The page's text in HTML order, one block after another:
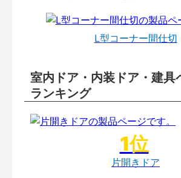
L型コーナー間仕切
室内ドア・内装ドア・建具
ランキング
片開きドア